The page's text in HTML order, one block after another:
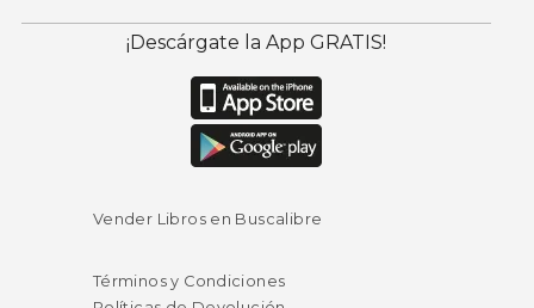
¡Descárgate la App GRATIS!
Vender Libros en Buscalibre
Términos y Condiciones